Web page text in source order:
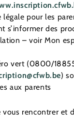
légale pour les
s’informer des
– voir Mon
vert (0800/
)
aux parents
vous rencontrer et